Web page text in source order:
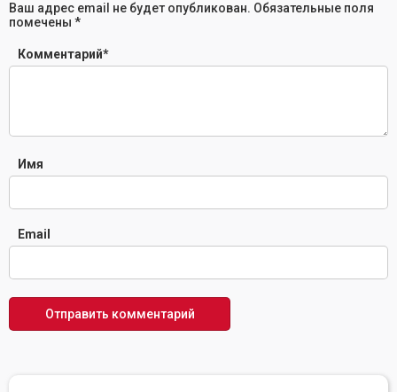
Ваш адрес email не будет опубликован. Обязательные поля
помечены *
Комментарий*
Имя
Email